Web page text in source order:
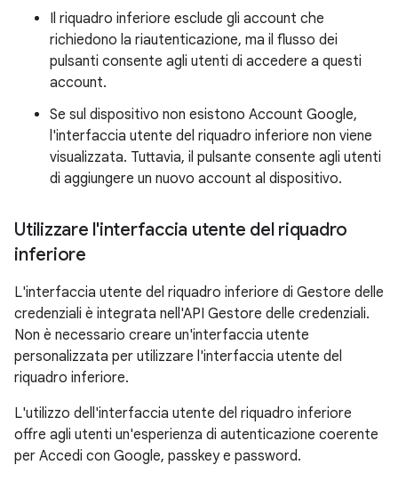
Il riquadro inferiore esclude gli account che
richiedono la riautenticazione, ma il flusso dei
pulsanti consente agli utenti di accedere a questi
account.
Se sul dispositivo non esistono Account Google,
l'interfaccia utente del riquadro inferiore non viene
visualizzata. Tuttavia, il pulsante consente agli utenti
di aggiungere un nuovo account al dispositivo.
Utilizzare l'interfaccia utente del riquadro
inferiore
L'interfaccia utente del riquadro inferiore di Gestore delle
credenziali è integrata nell'API Gestore delle credenziali.
Non è necessario creare un'interfaccia utente
personalizzata per utilizzare l'interfaccia utente del
riquadro inferiore.
L'utilizzo dell'interfaccia utente del riquadro inferiore
offre agli utenti un'esperienza di autenticazione coerente
per Accedi con Google, passkey e password.